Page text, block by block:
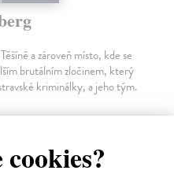
a zároveň místo, kde se
brutálním zločinem, který
kriminálky, a jeho tým.